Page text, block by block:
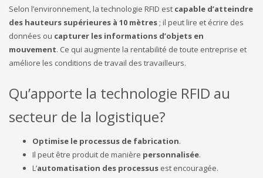
Selon l’environnement, la technologie RFID est capable d’atteindre
des hauteurs supérieures à 10 mètres ; il peut lire et écrire des
données ou capturer les informations d’objets en
mouvement. Ce qui augmente la rentabilité de toute entreprise et
améliore les conditions de travail des travailleurs.
Qu’apporte la technologie RFID au
secteur de la logistique?
Optimise le processus de fabrication.
Il peut être produit de manière personnalisée.
L’automatisation des processus est encouragée.